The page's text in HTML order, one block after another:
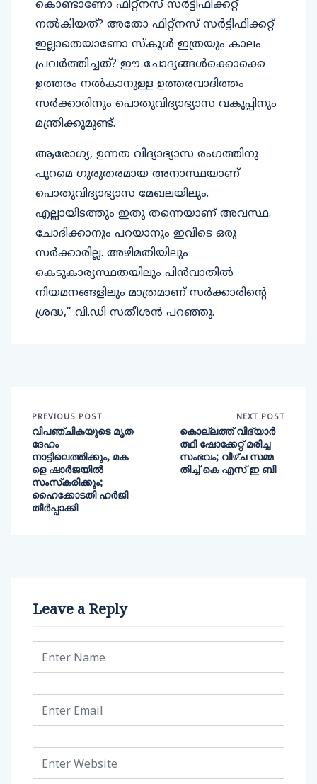
കൊണ്ടാണോ ഫിറ്റ്‌നസ് സര്‍ട്ടിഫിക്കറ്റ്
നല്‍കിയത്? അതോ ഫിറ്റ്‌നസ് സര്‍ട്ടിഫിക്കറ്റ്
ഇല്ലാതെയാണോ സ്‌കൂള്‍ ഇത്രയും കാലം
പ്രവര്‍ത്തിച്ചത്? ഈ ചോദ്യങ്ങള്‍ക്കൊക്കെ
ഉത്തരം നല്‍കാനുള്ള ഉത്തരവാദിത്തം
സര്‍ക്കാരിനും പൊതുവിദ്യാഭ്യാസ വകുപ്പിനും
മന്ത്രിക്കുമുണ്ട്.
ആരോഗ്യ, ഉന്നത വിദ്യാഭ്യാസ രംഗത്തിനു
പുറമെ ഗുരുതരമായ അനാസ്ഥയാണ്
പൊതുവിദ്യാഭ്യാസ മേഖലയിലും.
എല്ലായിടത്തും ഇതു തന്നെയാണ് അവസ്ഥ.
ചോദിക്കാനും പറയാനും ഇവിടെ ഒരു
സര്‍ക്കാരില്ല. അഴിമതിയിലും
കെടുകാര്യസ്ഥതയിലും പിന്‍വാതില്‍
നിയമനങ്ങളിലും മാത്രമാണ് സര്‍ക്കാരിന്റെ
ശ്രദ്ധ,” വി.ഡി സതീശന്‍ പറഞ്ഞു.
PREVIOUS POST
വിപഞ്ചികയുടെ മൃത
ദേഹം
നാട്ടിലെത്തിക്കും, മക
ളെ ഷാര്‍ജയില്‍
സംസ്‌കരിക്കും;
ഹൈക്കോടതി ഹര്‍ജി
തീര്‍പ്പാക്കി
NEXT POST
കൊല്ലത്ത് വിദ്യാർ
ത്ഥി ഷോക്കേറ്റ് മരിച്ച
സംഭവം; വീഴ്ച സമ്മ
തിച്ച് കെ എസ് ഇ ബി
Leave a Reply